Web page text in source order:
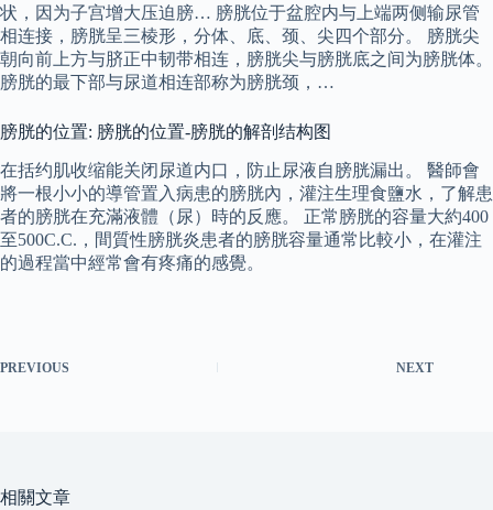
状，因为子宫增大压迫膀… 膀胱位于盆腔内与上端两侧输尿管
相连接，膀胱呈三棱形，分体、底、颈、尖四个部分。 膀胱尖
朝向前上方与脐正中韧带相连，膀胱尖与膀胱底之间为膀胱体。
膀胱的最下部与尿道相连部称为膀胱颈，…
膀胱的位置: 膀胱的位置-膀胱的解剖结构图
在括约肌收缩能关闭尿道内口，防止尿液自膀胱漏出。 醫師會
將一根小小的導管置入病患的膀胱內，灌注生理食鹽水，了解患
者的膀胱在充滿液體（尿）時的反應。 正常膀胱的容量大約400
至500C.C.，間質性膀胱炎患者的膀胱容量通常比較小，在灌注
的過程當中經常會有疼痛的感覺。
PREVIOUS NEXT
相關文章